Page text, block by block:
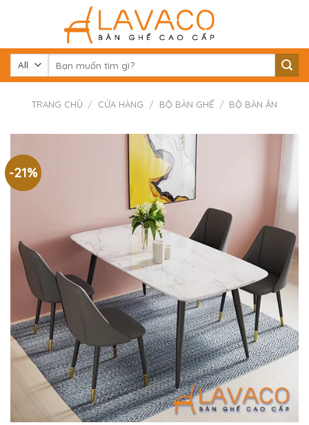
kiếm:
TRANG CHỦ / CỬA HÀNG / BỘ BÀN GHẾ / BỘ BÀN ĂN
-21%